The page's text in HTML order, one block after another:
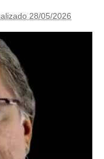
28/05/2026